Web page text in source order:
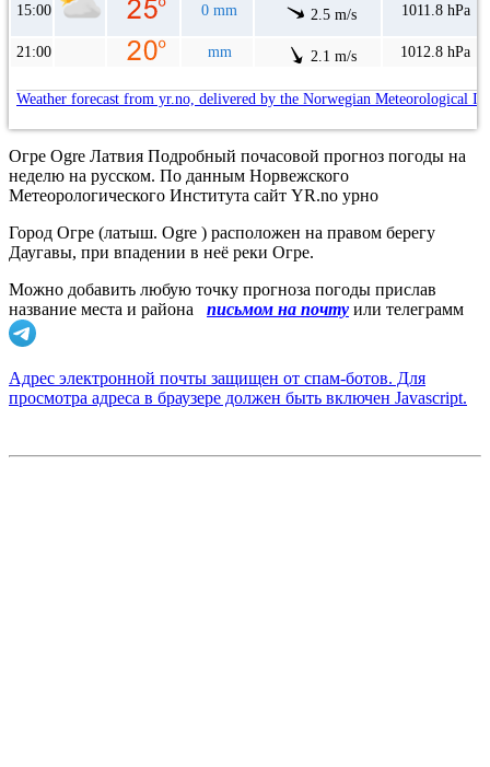
15:00 0 mm 2.5 m/s 1011.8 hPa
21:00 mm 2.1 m/s 1012.8 hPa
Weather forecast from yr.no, delivered by the Norwegian Meteorological
Огре Ogre Латвия Подробный почасовой прогноз погоды на
неделю на русском. По данным Норвежского
Метеорологического Института сайт YR.no урно
Город Огре (латыш. Ogre ) расположен на правом берегу
Даугавы, при впадении в неё реки Огре.
Можно добавить любую точку прогноза погоды прислав
название места и района
письмом на почту или телеграмм
Адрес электронной почты защищен от спам-ботов. Для
просмотра адреса в браузере должен быть включен Javascript.